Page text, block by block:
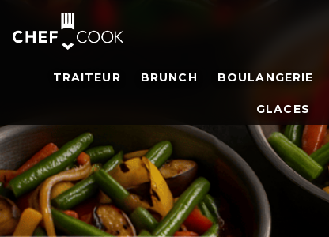
TRAITEUR BRUNCH BOULANGERIE
GLACES